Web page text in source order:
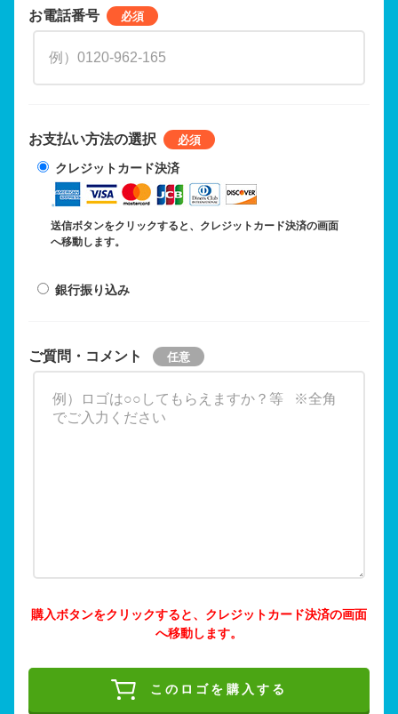
お電話番号
お支払い方法の選択
クレジットカード決済
送信ボタンをクリックすると、クレジットカード決済の画面
へ移動します。
銀行振り込み
ご質問・コメント
購入ボタンをクリックすると、クレジットカード決済の画面
へ移動します。
このロゴを購入する